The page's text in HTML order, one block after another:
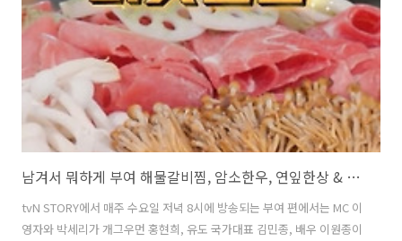
남겨서 뭐하게 부여 해물갈비찜, 암소한우, 연잎한상 & 버섯전골, 닭백숙, 카페 맛집 식당 총정리
tvN STORY에서 매주 수요일 저녁 8시에 방송되는 부여 편에서는 MC 이
영자와 박세리가 개그우먼 홍현희, 유도 국가대표 김민종, 배우 이원종이